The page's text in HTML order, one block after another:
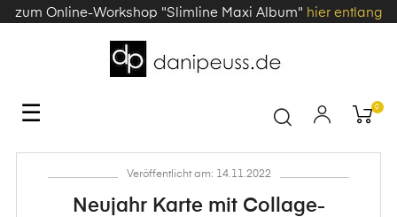
zum Online-Workshop "Slimline Maxi Album" hier entlang
Toggle
☰ 0
Veröffentlicht am: 14.11.2022
Neujahr Karte mit Collage-